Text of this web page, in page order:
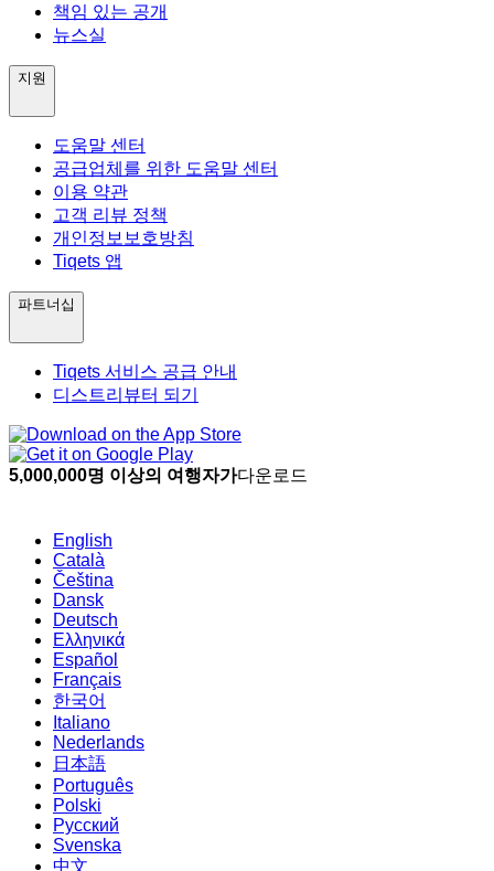
책임 있는 공개
뉴스실
지원
도움말 센터
공급업체를 위한 도움말 센터
이용 약관
고객 리뷰 정책
개인정보보호방침
Tiqets 앱
파트너십
Tiqets 서비스 공급 안내
디스트리뷰터 되기
5,000,000명 이상의 여행자가다운로드
English
Català
Čeština
Dansk
Deutsch
Ελληνικά
Español
Français
한국어
Italiano
Nederlands
日本語
Português
Polski
Русский
Svenska
中文